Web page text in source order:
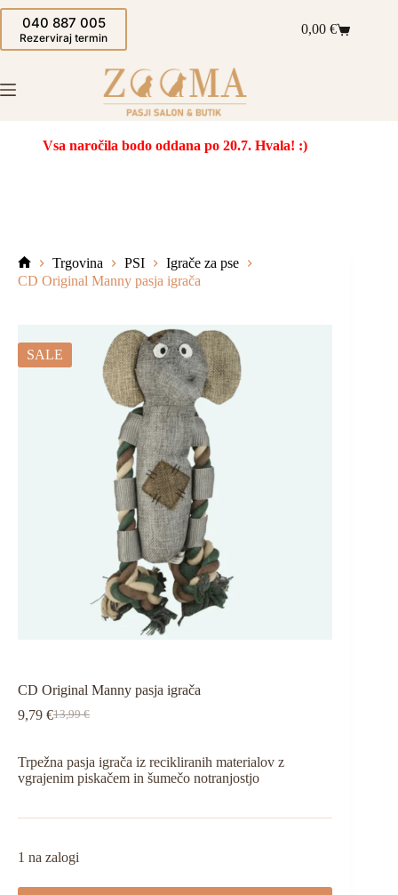
Skip
content
040 887 005
Rezerviraj termin
Shopping
0,00€
Vsa naročila bodo oddana po 20.7. Hvala! :)
Domov
Trgovina PSI
Igrače za pse
CD Original Manny pasja igrača
SALE
CD Original Manny pasja igrača
13,99€
Izvirna
bila:
13,99 €.
9,79 €Trenutna
9,79 €.
Trpežna pasja igrača iz recikliranih materialov z
vgrajenim piskačem in šumečo notranjostjo
1 na zalogi